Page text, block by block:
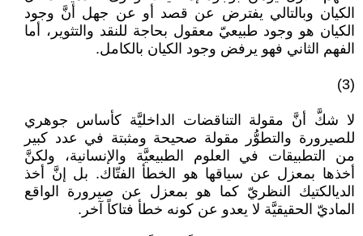
الكيان وبالتالي يفترض عن قصد أو عن جهل أنَّ وجود
الكيان هو وجود طبيعيّ معقول بحاجة للنقد والتثوير، أما
الفهم الثاني فهو يرفض وجود الكيان بالكامل.
(3)
لا شكَّ أنَّ مقولة التناقضات الداخليَّة كأساس جوهري
للصيرورة والتطوُّر مقولة صحيحة ومثبتة في عدد كبير
من التطبيقات في العلوم الطبيعيَّة والإنسانية، ولكنَّ
أخذها بمعزل عن سياقها هو الخطأ الفتّاك. بل إنَّ أخذ
الديالكتيك النظريّ كما هو بمعزل عن صيرورة الواقع
الماديّ الحقيقيَّة لا يعدو عن كونه خطأ فتاكاً آخر.